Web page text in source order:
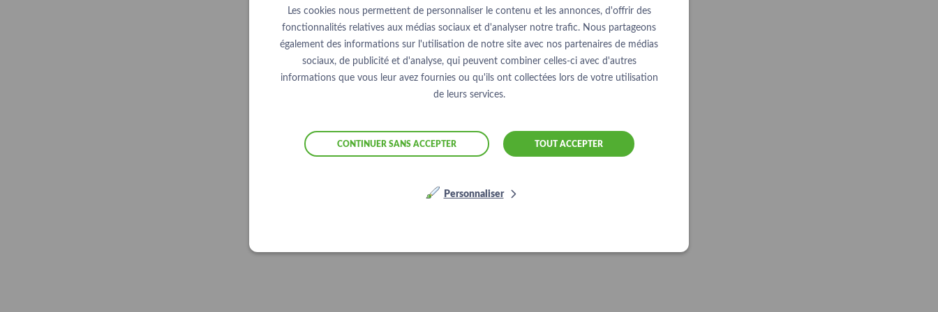
Les cookies nous permettent de personnaliser le contenu et les annonces, d'offrir des
fonctionnalités relatives aux médias sociaux et d'analyser notre trafic. Nous partageons
également des informations sur l'utilisation de notre site avec nos partenaires de médias
sociaux, de publicité et d'analyse, qui peuvent combiner celles-ci avec d'autres
informations que vous leur avez fournies ou qu'ils ont collectées lors de votre utilisation
de leurs services.
TOUT ACCEPTER
CONTINUER SANS ACCEPTER
Personnaliser